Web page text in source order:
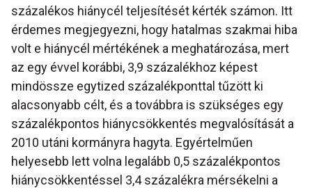
százalékos hiánycél teljesítését kérték számon. Itt
érdemes megjegyezni, hogy hatalmas szakmai hiba
volt e hiánycél mértékének a meghatározása, mert
az egy évvel korábbi, 3,9 százalékhoz képest
mindössze egytized százalékponttal tűzött ki
alacsonyabb célt, és a továbbra is szükséges egy
százalékpontos hiánycsökkentés megvalósítását a
2010 utáni kormányra hagyta. Egyértelműen
helyesebb lett volna legalább 0,5 százalékpontos
hiánycsökkentéssel 3,4 százalékra mérsékelni a